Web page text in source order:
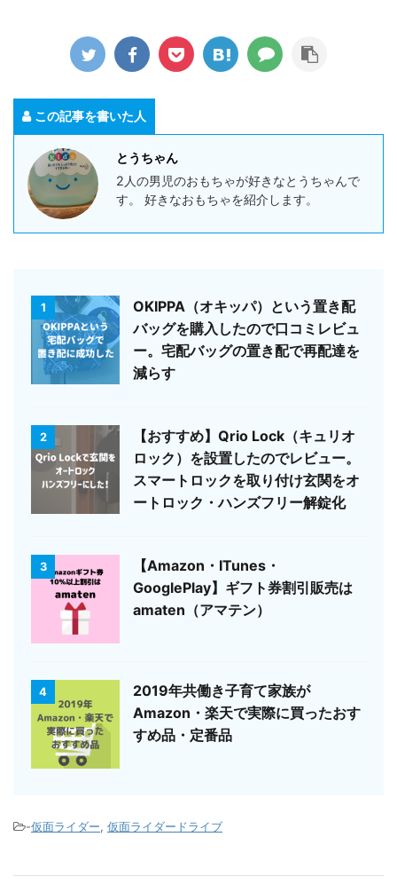
この記事を書いた人
とうちゃん
2人の男児のおもちゃが好きなとうちゃんで
す。 好きなおもちゃを紹介します。
1
OKIPPA（オキッパ）という置き配
バッグを購入したので口コミレビュ
ー。宅配バッグの置き配で再配達を
減らす
2
【おすすめ】Qrio Lock（キュリオ
ロック）を設置したのでレビュー。
スマートロックを取り付け玄関をオ
ートロック・ハンズフリー解錠化
3
【Amazon・ITunes・
GooglePlay】ギフト券割引販売は
amaten（アマテン）
4
2019年共働き子育て家族が
Amazon・楽天で実際に買ったおす
すめ品・定番品
-仮面ライダー, 仮面ライダードライブ